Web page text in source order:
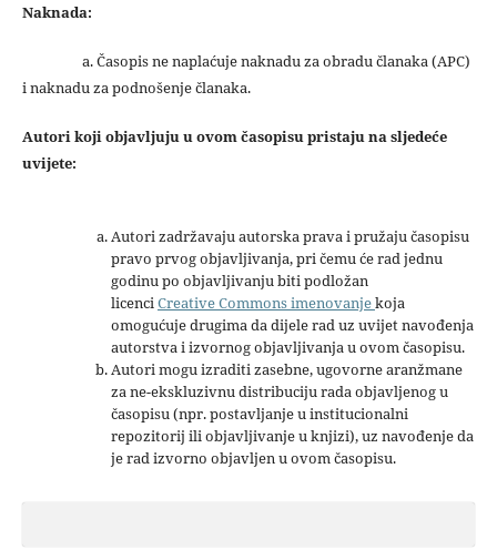
Naknada:
a. Časopis ne naplaćuje naknadu za obradu članaka (APC)
i naknadu za podnošenje članaka.
Autori koji objavljuju u ovom časopisu pristaju na sljedeće
uvijete:
Autori zadržavaju autorska prava i pružaju časopisu
pravo prvog objavljivanja, pri čemu će rad jednu
godinu po objavljivanju biti podložan
licenciCreative Commons imenovanjekoja
omogućuje drugima da dijele rad uz uvijet navođenja
autorstva i izvornog objavljivanja u ovom časopisu.
Autori mogu izraditi zasebne, ugovorne aranžmane
za ne-ekskluzivnu distribuciju rada objavljenog u
časopisu (npr. postavljanje u institucionalni
repozitorij ili objavljivanje u knjizi), uz navođenje da
je rad izvorno objavljen u ovom časopisu.